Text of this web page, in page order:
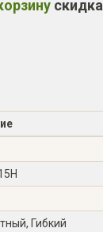
скидка
Гибкий